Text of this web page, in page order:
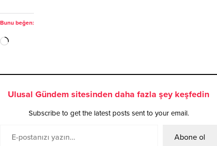
Bunu beğen:
Ulusal Gündem sitesinden daha fazla şey keşfedin
Subscribe to get the latest posts sent to your email.
Abone ol